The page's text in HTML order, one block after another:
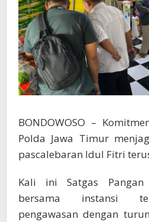
BONDOWOSO –
Polda Jawa Timur
pascalebaran Idul Fitri
Kali ini Satgas Pangan
bersama instansi
pengawasan dengan